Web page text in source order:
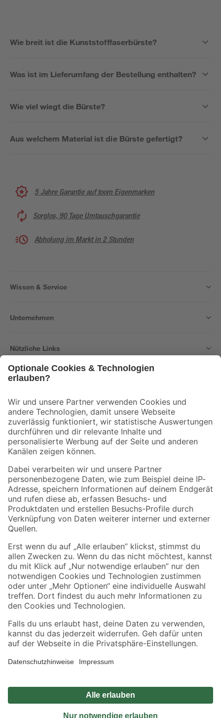
Wie breit ist die Kunststofffaserbürste?
Was ist im Lieferumfang der Bestellung enthalten?
Wie viel wiegt die Bürste?
Aus welchem Material ist die Bürste gefertigt?
5 Jahre Garantie auf toom Eigenmarken
Sorglos, 90 Tage Umtauschgarantie
Abholung im Markt in 2 Stunden
Wissen & Service
Unternehmen
Nützliche Links
Der toom Newsletter: Keine Angebote und Aktionen mehr verpassen!
Zur Newsletter Anmeldung
Folge uns
Zahlungsarten Versandarten
Sicher einkaufen
Jetzt die toom-App herunterladen
Alle Preisangaben in EUR inkl. gesetzl. MwSt.. Die dargestellten Angebote sind unter
Umständen nicht in allen Märkten verfügbar. Die angegebenen Verfügbarkeiten beziehen
Produkte nur solange der Vorrat reicht.
*Paketversand ab 59 € versandkostenfrei, gilt nicht für Artikel mit Speditionsversand, hier
Privatsphäre Impressum
Nutzungsbedingungen
Widerrufsrecht
Vertrag widerrufen